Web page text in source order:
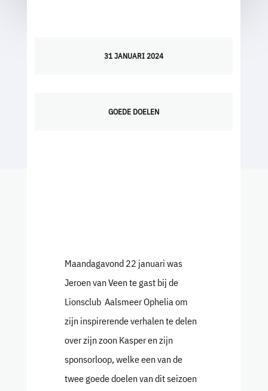
31 JANUARI 2024
GOEDE DOELEN
Maandagavond 22 januari was
Jeroen van Veen te gast bij de
Lionsclub Aalsmeer Ophelia om
zijn inspirerende verhalen te delen
over zijn zoon Kasper en zijn
sponsorloop, welke een van de
twee goede doelen van dit seizoen